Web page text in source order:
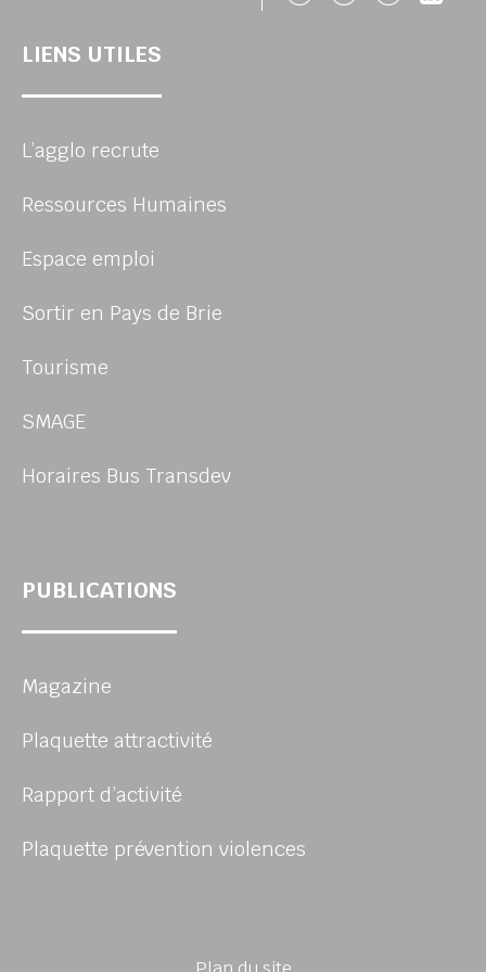
LIENS UTILES
L’agglo recrute
Ressources Humaines
Espace emploi
Sortir en Pays de Brie
Tourisme
SMAGE
Horaires Bus Transdev
PUBLICATIONS
Magazine
Plaquette attractivité
Rapport d’activité
Plaquette prévention violences